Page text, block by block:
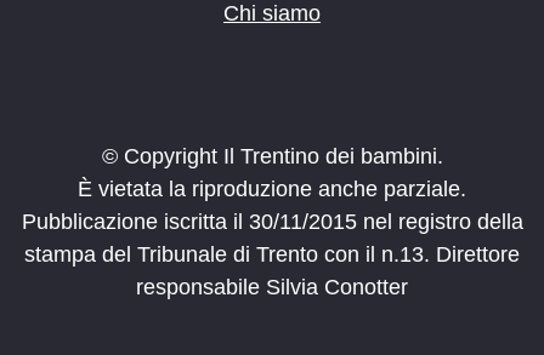
Chi siamo
© Copyright Il Trentino dei bambini.
È vietata la riproduzione anche parziale.
Pubblicazione iscritta il 30/11/2015 nel registro della
stampa del Tribunale di Trento con il n.13. Direttore
responsabile Silvia Conotter